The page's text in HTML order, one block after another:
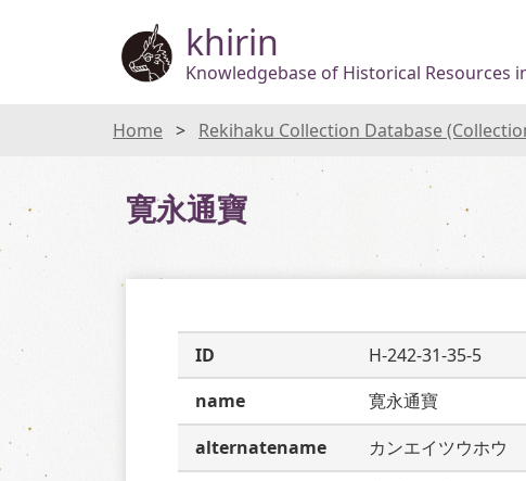
khirin
Knowledgebase of Historical Resources
Home Rekihaku Collection Database
寛永通寶
ID
H-242-31-35-5
name
寛永通寶
alternatename
カンエイツウホウ